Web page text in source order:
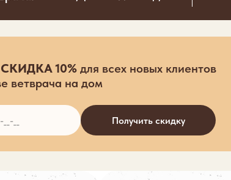
СКИДКА 10% для всех новых клиентов
ветврача на дом
Получить скидку